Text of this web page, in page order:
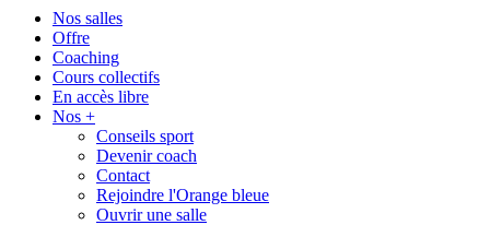
Nos salles
Offre
Coaching
Cours collectifs
En accès libre
Nos +
Conseils sport
Devenir coach
Contact
Rejoindre l'Orange bleue
Ouvrir une salle